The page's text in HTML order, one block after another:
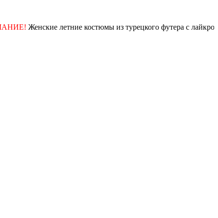
Женские летние костюмы из турецкого футера с лайкрой!